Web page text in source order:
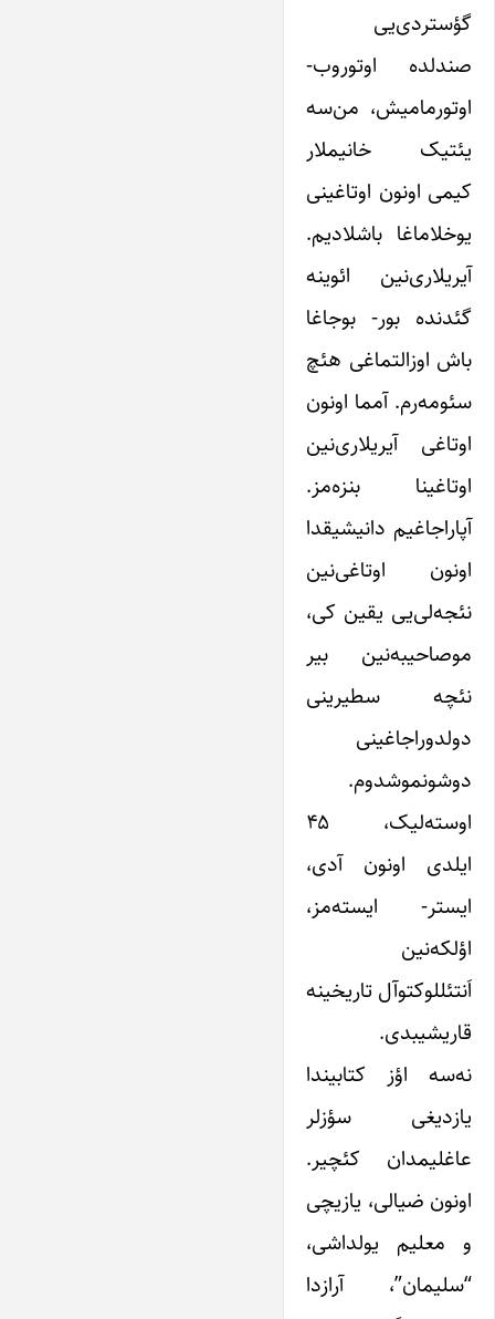
گؤستردی‌یی
صندلده اوتوروب-
اوتورمامیش، من‌سه
یئتیک خانیملار
کیمی اونون اوتاغینی
یوخلاماغا باشلادیم.
آیریلاری‌نین ائوینه
گئدنده بور- بوجاغا
باش اوزالتماغی هئچ
سئومه‌رم. آمما اونون
اوتاغی آیریلاری‌نین
اوتاغینا بنزه‌مز.
آپاراجاغیم دانیشیقدا
اونون اوتاغی‌نین
نئجه‌لی‌یی یقین کی،
موصاحیبه‌نین بیر
نئچه سطیرینی
دولدوراجاغینی
دوشونموشدوم.
اوسته‌لیک، ۴۵
ایلدی اونون آدی،
ایستر- ایسته‌مز،
اؤلکه‌نین
اَنتئللوکتوآل تاریخینه
قاریشیبدی.
نه‌سه اؤز کتابیندا
یازدیغی سؤزلر
عاغلیمدان کئچیر.
اونون ضیالی، یازیچی
و معلیم یولداشی،
“سلیمان”، آرازدا